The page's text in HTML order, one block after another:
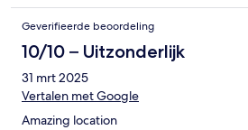
Geverifieerde beoordeling
10/10 – Uitzonderlijk
31 mrt 2025
Vertalen met Google
Amazing location